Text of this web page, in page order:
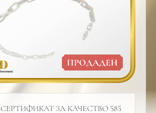
ПРОДАДЕН
СЕРТИФИКАТ ЗА КАЧЕСТВО 585